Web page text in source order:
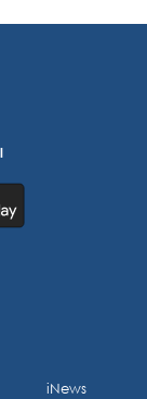
iNews